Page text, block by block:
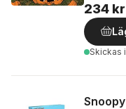
234 kr
Skickas